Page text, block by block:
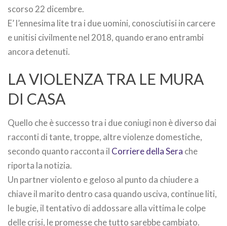
scorso 22 dicembre.
E’ l’ennesima lite tra i due uomini, conosciutisi in carcere
e unitisi civilmente nel 2018, quando erano entrambi
ancora detenuti.
LA VIOLENZA TRA LE MURA
DI CASA
Quello che è successo tra i due coniugi non è diverso dai
racconti di tante, troppe, altre violenze domestiche,
secondo quanto racconta il Corriere della Sera che
riporta la notizia.
Un partner violento e geloso al punto da chiudere a
chiave il marito dentro casa quando usciva, continue liti,
le bugie, il tentativo di addossare alla vittima le colpe
delle crisi, le promesse che tutto sarebbe cambiato.